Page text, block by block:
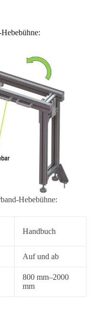
Hebebühne:
Handbuch
Auf und ab
800 mm–2000
mm